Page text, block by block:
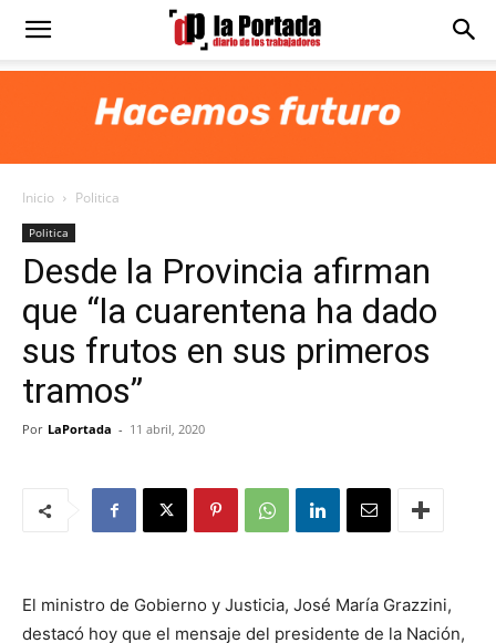
Diario
Portada
Inicio Politica
Politica
Desde la Provincia afirman
que “la cuarentena ha dado
sus frutos en sus primeros
tramos”
Por LaPortada - 11 abril, 2020
El ministro de Gobierno y Justicia, José María Grazzini,
destacó hoy que el mensaje del presidente de la Nación,